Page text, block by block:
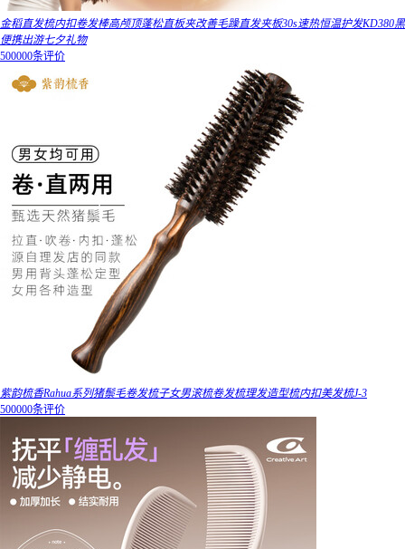
金稻直发梳内扣卷发棒高颅顶蓬松直板夹改善毛躁直发夹板30s速热恒温护发KD380黑
便携出游七夕礼物
500000条评价
紫韵梳香Rahua系列猪鬃毛卷发梳子女男滚梳卷发梳理发造型梳内扣美发梳J-3
500000条评价